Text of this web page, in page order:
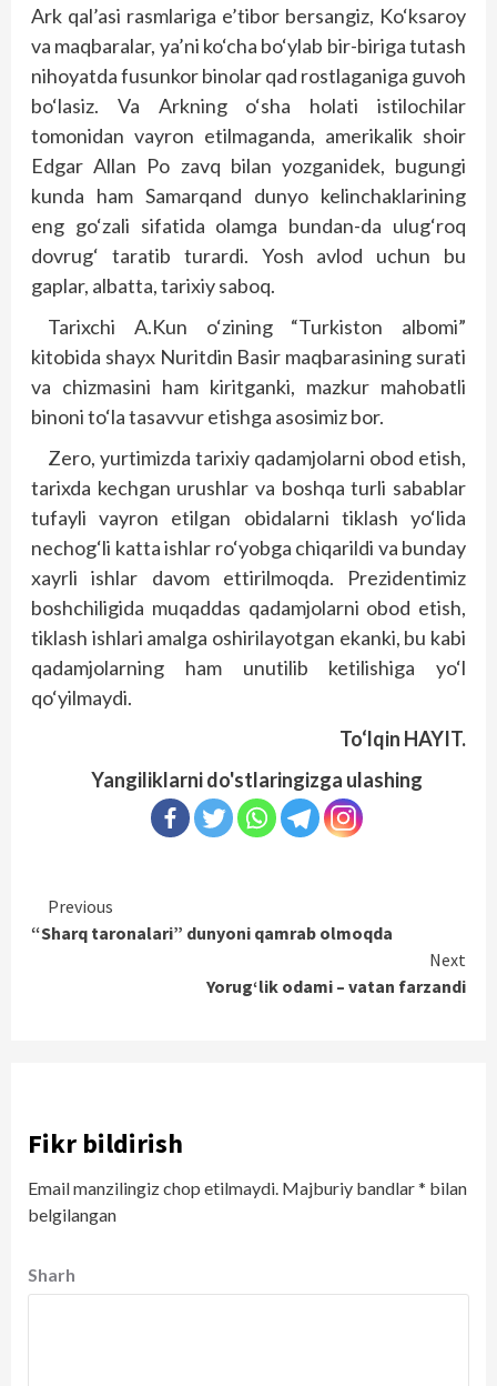
Ark qal’asi rasmlariga e’tibor bersangiz, Ko‘ksaroy
va maqbaralar, ya’ni ko‘cha bo‘ylab bir-biriga tutash
nihoyatda fusunkor binolar qad rostlaganiga guvoh
bo‘lasiz. Va Arkning o‘sha holati istilochilar
tomonidan vayron etilmaganda, amerikalik shoir
Edgar Allan Po zavq bilan yozganidek, bugungi
kunda ham Samarqand dunyo kelinchaklarining
eng go‘zali sifatida olamga bundan-da ulug‘roq
dovrug‘ taratib turardi. Yosh avlod uchun bu
gaplar, albatta, tarixiy saboq.
Tarixchi A.Kun o‘zining “Tur­kis­ton albomi”
kitobida shayx Nuritdin Basir maqbarasining surati
va chizmasini ham kiritganki, mazkur mahobatli
binoni to‘la tasavvur etishga asosimiz bor.
Zero, yurtimizda tarixiy qadamjolarni obod etish,
tarixda kechgan urushlar va boshqa turli sabablar
tufayli vayron etilgan obidalarni tiklash yo‘lida
nechog‘li katta ishlar ro‘yobga chiqarildi va bunday
xayr­li ishlar davom ettirilmoqda. Prezidentimiz
boshchiligida muqaddas qadamjolarni obod etish,
tiklash ishlari amalga oshirilayotgan ekanki, bu kabi
qadamjolarning ham unutilib ketilishiga yo‘l
qo‘yilmaydi.
To‘lqin HAYIT.
Yangiliklarni do'stlaringizga ulashing
Continue
Reading
Previous
“Sharq taronalari” dunyoni qamrab olmoqda
Next
Yorug‘lik odami – vatan farzandi
Fikr bildirish
Email manzilingiz chop etilmaydi. Majburiy bandlar* bilan
belgilangan
Sharh